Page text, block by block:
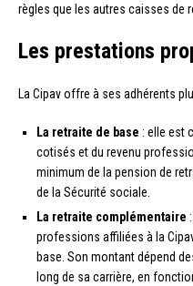
règles que les autres caisses de
Les prestations
La Cipav offre à ses adhérents
La retraite de base : elle est
cotisés et du revenu
minimum de la pension de
de la Sécurité sociale.
La retraite complémentaire
professions affiliées à la
base. Son montant dépend
long de sa carrière, en